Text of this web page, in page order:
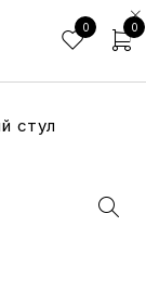
0 0
стул